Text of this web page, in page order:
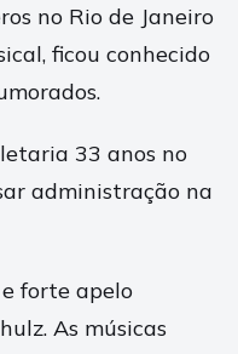
no Rio de Janeiro
ficou conhecido
33 anos no
administração na
forte apelo
As músicas